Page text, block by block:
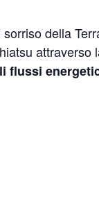
sorriso della
attraverso
flussi